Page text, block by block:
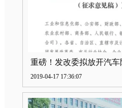
2019-04-17 17:36:07